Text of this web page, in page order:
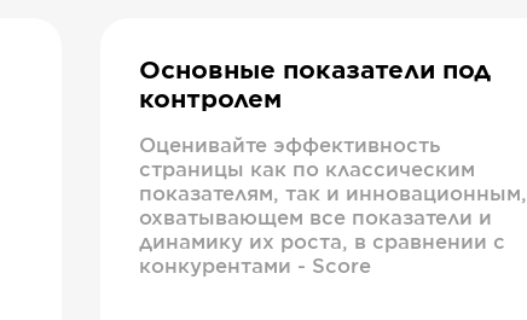
Основные показатели под
контролем
Оценивайте эффективность
страницы как по классическим
показателям, так и инновационным,
охватывающем все показатели и
динамику их роста, в сравнении с
конкурентами - Score